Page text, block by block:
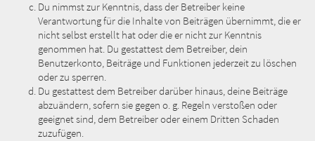
Du nimmst zur Kenntnis, dass der Betreiber keine
Verantwortung für die Inhalte von Beiträgen übernimmt, die er
nicht selbst erstellt hat oder die er nicht zur Kenntnis
genommen hat. Du gestattest dem Betreiber, dein
Benutzerkonto, Beiträge und Funktionen jederzeit zu löschen
oder zu sperren.
Du gestattest dem Betreiber darüber hinaus, deine Beiträge
abzuändern, sofern sie gegen o. g. Regeln verstoßen oder
geeignet sind, dem Betreiber oder einem Dritten Schaden
zuzufügen.